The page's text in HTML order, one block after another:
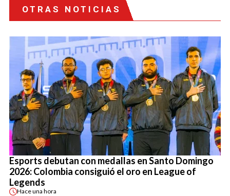
OTRAS NOTICIAS
Esports debutan con medallas en Santo Domingo
2026: Colombia consiguió el oro en League of
Legends
Haceuna hora